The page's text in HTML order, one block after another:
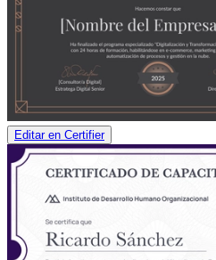
Editar en Certifier